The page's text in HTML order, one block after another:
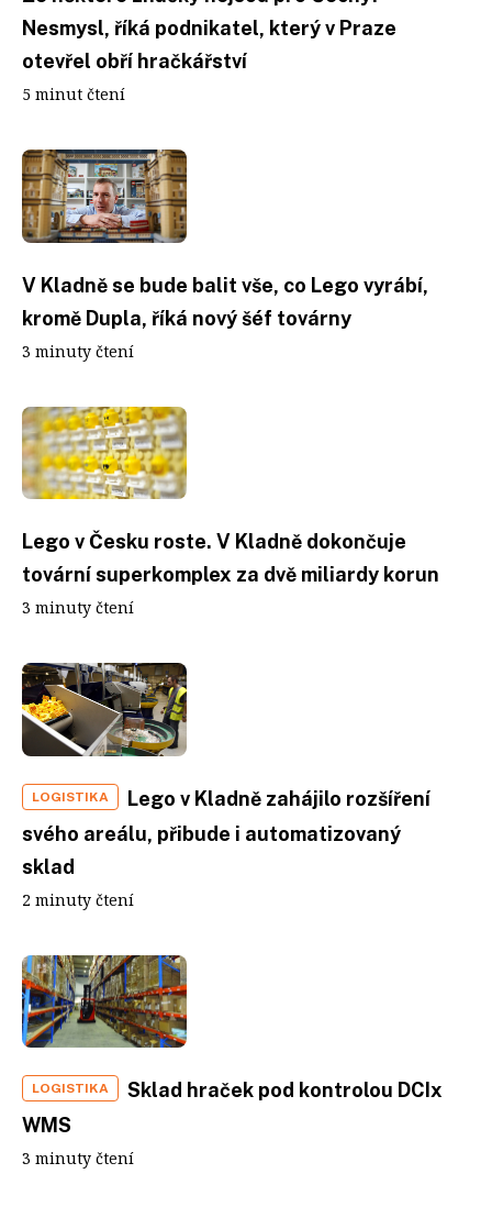
Nesmysl, říká podnikatel, který v Praze
otevřel obří hračkářství
5 minut čtení
V Kladně se bude balit vše, co Lego vyrábí,
kromě Dupla, říká nový šéf továrny
3 minuty čtení
Lego v Česku roste. V Kladně dokončuje
tovární superkomplex za dvě miliardy korun
3 minuty čtení
LOGISTIKA
Lego v Kladně zahájilo rozšíření
svého areálu, přibude i automatizovaný
sklad
2 minuty čtení
LOGISTIKA
Sklad hraček pod kontrolou DCIx
WMS
3 minuty čtení